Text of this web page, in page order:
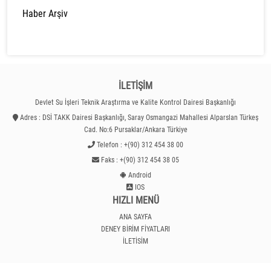
Haber Arşiv
İLETİŞİM
Devlet Su İşleri Teknik Araştırma ve Kalite Kontrol Dairesi Başkanlığı
Adres : DSİ TAKK Dairesi Başkanlığı, Saray Osmangazi Mahallesi Alparslan Türkeş
Cad. No:6 Pursaklar/Ankara Türkiye
Telefon : +(90) 312 454 38 00
Faks : +(90) 312 454 38 05
Android
IOS
HIZLI MENÜ
ANA SAYFA
DENEY BİRİM FİYATLARI
İLETİŞİM